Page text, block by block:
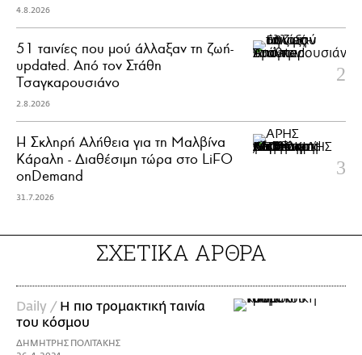
4.8.2026
51 ταινίες που μού άλλαξαν τη ζωή-
updated. Aπό τον Στάθη
Τσαγκαρουσιάνο
2.8.2026
Η Σκληρή Αλήθεια για τη Μαλβίνα
Κάραλη - Διαθέσιμη τώρα στo LiFO
onDemand
31.7.2026
ΣΧΕΤΙΚΑ ΑΡΘΡΑ
Daily / Η πιο τρομακτική ταινία
του κόσμου
ΔΗΜΗΤΡΗΣ ΠΟΛΙΤΑΚΗΣ